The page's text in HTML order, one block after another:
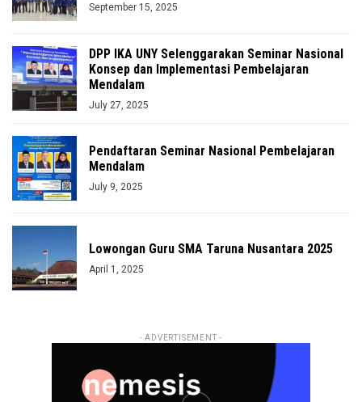
September 15, 2025
DPP IKA UNY Selenggarakan Seminar Nasional
Konsep dan Implementasi Pembelajaran
Mendalam
July 27, 2025
Pendaftaran Seminar Nasional Pembelajaran
Mendalam
July 9, 2025
Lowongan Guru SMA Taruna Nusantara 2025
April 1, 2025
- ADVERTISEMENT -